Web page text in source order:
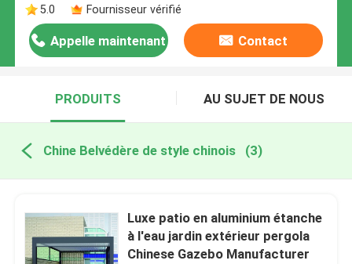
5.0 Fournisseur vérifié
Appelle maintenant Contact
PRODUITS AU SUJET DE NOUS
Chine Belvédère de style chinois (3)
Luxe patio en aluminium étanche
à l'eau jardin extérieur pergola
Chinese Gazebo Manufacturer